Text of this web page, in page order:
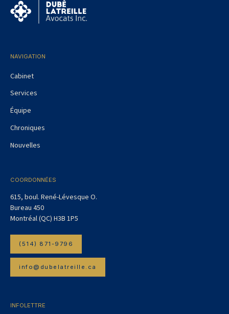
NAVIGATION
Cabinet
Services
Équipe
Chroniques
Nouvelles
COORDONNÉES
615, boul. René-Lévesque O.
Bureau 450
Montréal (QC) H3B 1P5
(514) 871-9796
info@dubelatreille.ca
INFOLETTRE